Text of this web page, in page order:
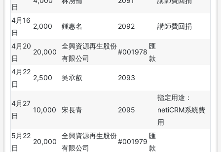
日
4月16
日
2,000 鍾惠名 2092 講師費回捐
4月20
日
20,000
全興資源再生股份
有限公司
#001978
匯
款
4月22
日
2,500 吳承叡 2093
4月27
日
10,000 宋長青 2095
指定用途：
netiCRM系統費
用
5月22
日
20,000
全興資源再生股份
有限公司
#001979
匯
款